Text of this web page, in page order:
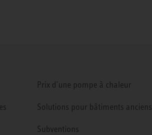
Prix d'une pompe à chaleur
Solutions pour bâtiments anciens
Subventions